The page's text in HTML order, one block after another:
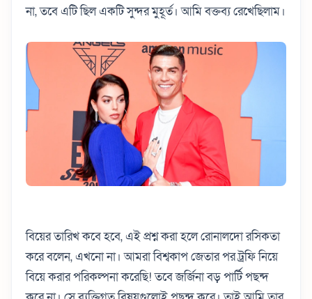
না, তবে এটি ছিল একটি সুন্দর মুহূর্ত। আমি বক্তব্য রেখেছিলাম।
বিয়ের তারিখ কবে হবে, এই প্রশ্ন করা হলে রোনালদো রসিকতা
করে বলেন, এখনো না। আমরা বিশ্বকাপ জেতার পর ট্রফি নিয়ে
বিয়ে করার পরিকল্পনা করেছি! তবে জর্জিনা বড় পার্টি পছন্দ